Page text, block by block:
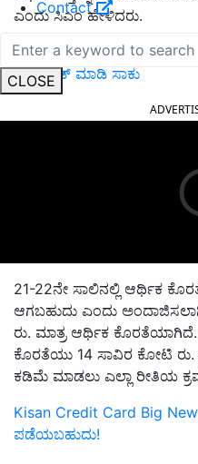
Contact
CLOSE
ಎಂದು ಸಿಎಂ ಹೇಳಿದರು.
ಇತರರಿಗೆ ಗೊತ್ತಿಲ್ಲದಂತೆ ಅವರ
ಡೌನ್ಲೋಡ್ ಮಾಡಿ ಸಾಕು
21-22ನೇ ಸಾಲಿನಲ್ಲಿ ಆರ್ಥಿಕ
ಆಗಬಹುದು ಎಂದು
ರು. ಮಾತ್ರ ಆರ್ಥಿಕ
ಕೊರತೆಯು 14 ಸಾವಿರ ಕೋಟಿ ರು.
ಕಡಿಮೆ ಮಾಡಲು ಎಲ್ಲಾ ರೀತಿಯ ಕ್ರಮ
Kisan Credit Card Big
ಪಡೆಯಬಹುದು!